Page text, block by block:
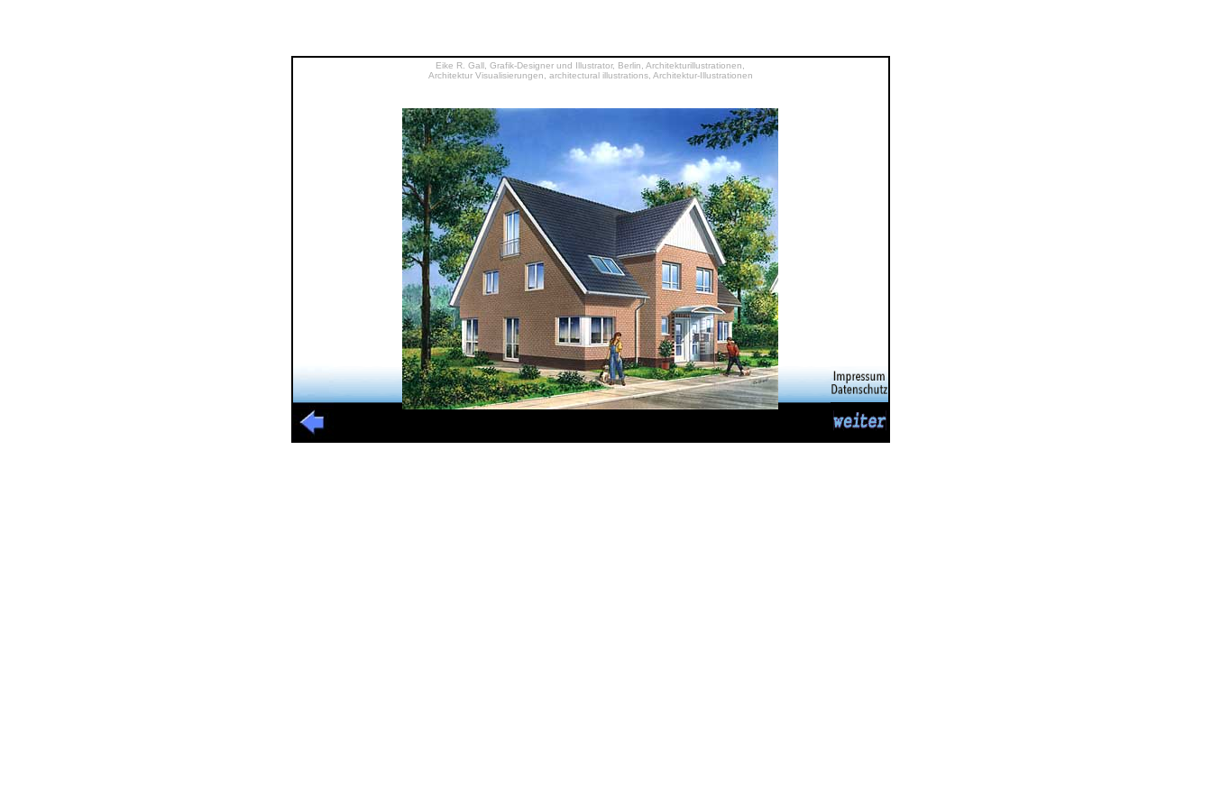
Eike R. Gall, Grafik-Designer und Illustrator, Berlin, Architekturillustrationen,
Architektur Visualisierungen, architectural illustrations, Architektur-Illustrationen